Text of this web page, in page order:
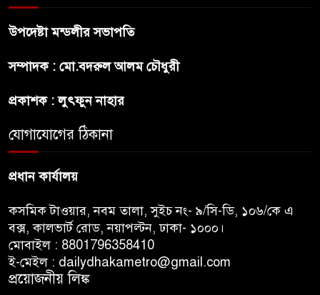
রাজধানীর উত্তরখানে
পরিচ্ছন্নতাকর্মী-এলাকাবাসীর মধ্যে
উপদেষ্টা মন্ডলীর সভাপতি
সম্পাদক : মো.বদরুল আলম চৌধুরী
প্রকাশক : লুৎফুন নাহার
যোগাযোগের ঠিকানা
প্রধান কার্যালয়
কসমিক টাওয়ার, নবম তালা, সুইচ নং- ৯/সি-ডি, ১০৬/কে এ
বক্স, কালভার্ট রোড, নয়াপল্টন, ঢাকা- ১০০০।
মোবাইল : 8801796358410
ই-মেইল : dailydhakametro@gmail.com
প্রয়োজনীয় লিঙ্ক